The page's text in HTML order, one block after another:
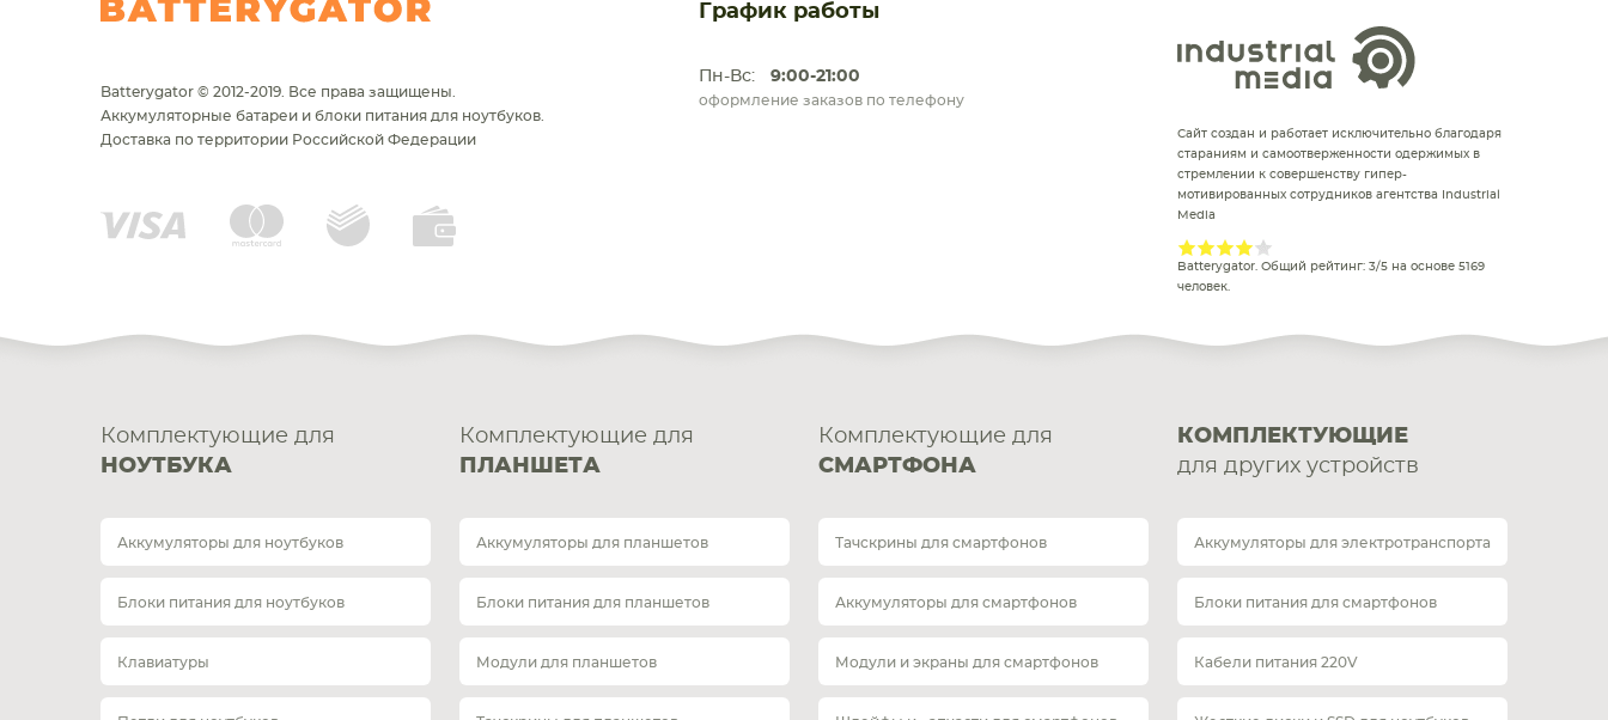
График работы
Пн-Вс: 9:00-21:00
оформление заказов по телефону
Batterygator © 2012-2019. Все права защищены.
Аккумуляторные батареи и блоки питания для ноутбуков.
Доставка по территории Российской Федерации
Сайт создан и работает исключительно благодаря
стараниям и самоотверженности одержимых в
стремлении к совершенству гипер-
мотивированных сотрудников агентства Industrial
Media
Batterygator. Общий рейтинг: 3/5 на основе 5169
человек.
Комплектующие для
НОУТБУКА
Аккумуляторы для ноутбуков
Блоки питания для ноутбуков
Клавиатуры
Комплектующие для
ПЛАНШЕТА
Аккумуляторы для планшетов
Блоки питания для планшетов
Модули для планшетов
Комплектующие для
СМАРТФОНА
Тачскрины для смартфонов
Аккумуляторы для смартфонов
Модули и экраны для смартфонов
КОМПЛЕКТУЮЩИЕ
для других устройств
Аккумуляторы для электротранспорта
Блоки питания для смартфонов
Кабели питания 220V